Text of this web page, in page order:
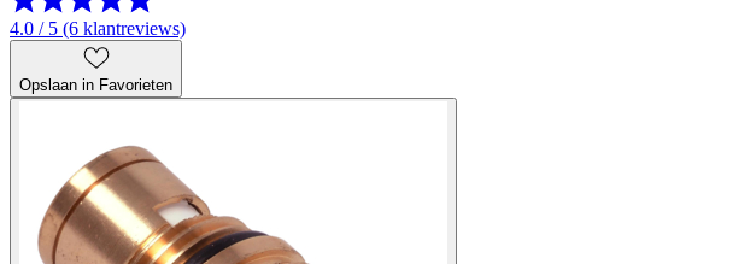
4.0 / 5 (6 klantreviews)
Opslaan in Favorieten